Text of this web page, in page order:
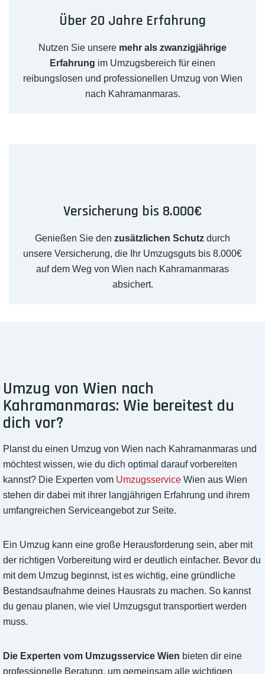
Über 20 Jahre Erfahrung
Nutzen Sie unsere mehr als zwanzigjährige
Erfahrung im Umzugsbereich für einen
reibungslosen und professionellen Umzug von Wien
nach Kahramanmaras.
Versicherung bis 8.000€
Genießen Sie den zusätzlichen Schutz durch
unsere Versicherung, die Ihr Umzugsguts bis 8.000€
auf dem Weg von Wien nach Kahramanmaras
absichert.
Umzug von Wien nach
Kahramanmaras: Wie bereitest du
dich vor?
Planst du einen Umzug von Wien nach Kahramanmaras und
möchtest wissen, wie du dich optimal darauf vorbereiten
kannst? Die Experten vom Umzugsservice Wien aus Wien
stehen dir dabei mit ihrer langjährigen Erfahrung und ihrem
umfangreichen Serviceangebot zur Seite.
Ein Umzug kann eine große Herausforderung sein, aber mit
der richtigen Vorbereitung wird er deutlich einfacher. Bevor du
mit dem Umzug beginnst, ist es wichtig, eine gründliche
Bestandsaufnahme deines Hausrats zu machen. So kannst
du genau planen, wie viel Umzugsgut transportiert werden
muss.
Die Experten vom Umzugsservice Wien bieten dir eine
professionelle Beratung, um gemeinsam alle wichtigen